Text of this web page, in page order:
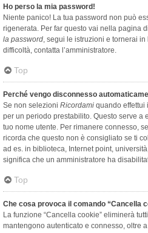
Ho perso la mia password!
Niente panico! La tua password non può
rigenerata. Per far questo vai nella pagina
la password, segui le istruzioni e tornerai
difficoltà, contatta l’amministratore.
Top
Perché vengo disconnesso
Se non selezioni Ricordami quando effettui
per un periodo prestabilito. Questo serve a
tuo nome utente. Per rimanere connesso,
ricorda che questo non è consigliato se ti
ad es. in biblioteca, Internet point,
significa che un amministratore ha
Top
Che cosa provoca il comando “Cancella
La funzione “Cancella cookie” eliminerà
mantengono autenticato e connesso, oltre